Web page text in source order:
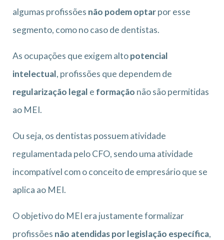
algumas profissões não podem optarpor esse
segmento, como no caso de dentistas.
As ocupações que exigem altopotencial
intelectual, profissões que dependem de
regularização legal e formação não são permitidas
ao MEI.
Ou seja, os dentistas possuem atividade
regulamentada pelo CFO, sendo uma atividade
incompatível com o conceito de empresário que se
aplica ao MEI.
O objetivo do MEI era justamente formalizar
profissões não atendidas por legislação específica,